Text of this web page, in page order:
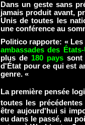
Dans un geste sans
jamais produit avant,
Unis de toutes les
une conférence au
Politico rapporte: «
ambassades des
plus de 180 payssont
d'État pour ce qui est
genre. «
La première pensée
toutes les
être aujourd'hui si
eu dans le passé, au